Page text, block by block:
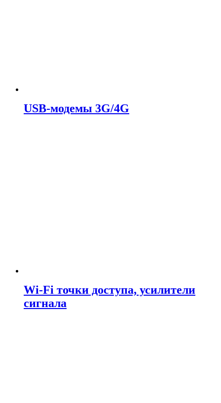
USB-модемы 3G/4G
Wi-Fi точки доступа, усилители
сигнала